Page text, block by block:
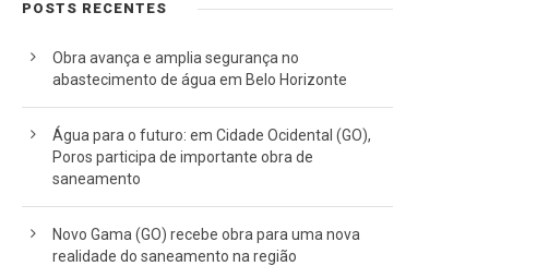
POSTS RECENTES
Obra avança e amplia segurança no
abastecimento de água em Belo Horizonte
Água para o futuro: em Cidade Ocidental (GO),
Poros participa de importante obra de
saneamento
Novo Gama (GO) recebe obra para uma nova
realidade do saneamento na região